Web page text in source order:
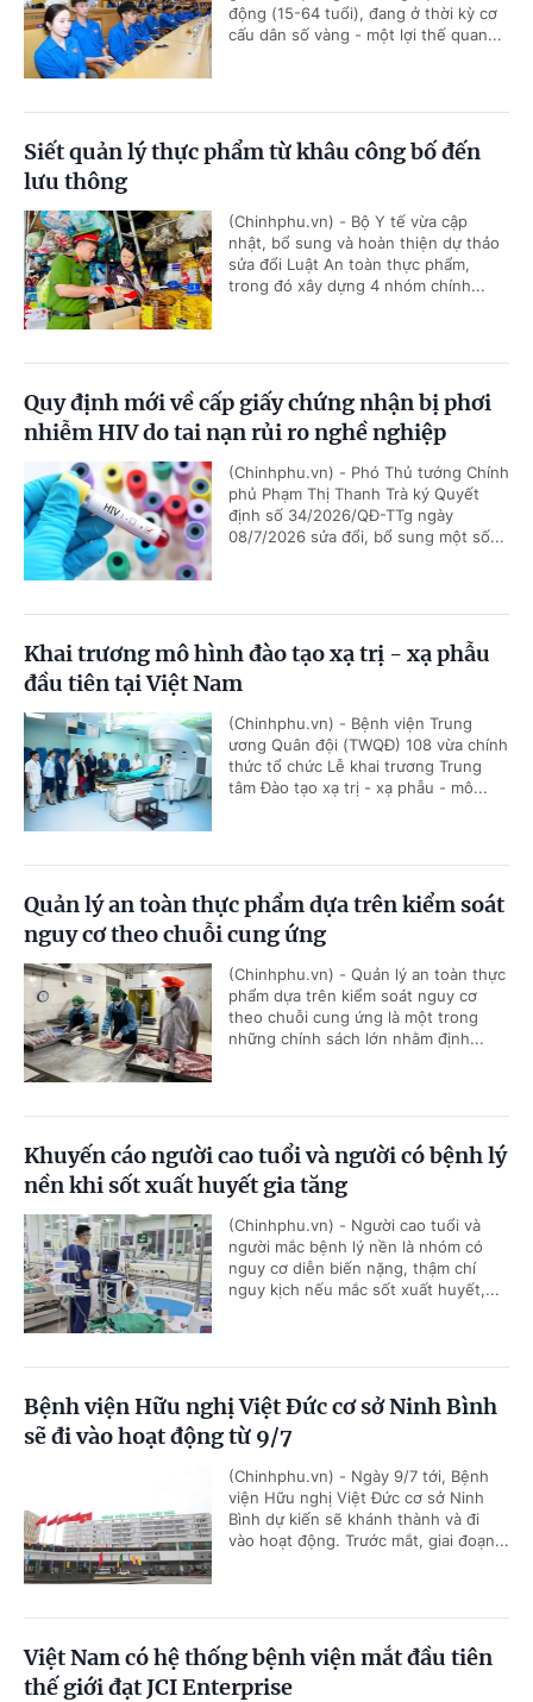
động (15-64 tuổi), đang ở thời kỳ cơ
cấu dân số vàng - một lợi thế quan...
Siết quản lý thực phẩm từ khâu công bố đến
lưu thông
(Chinhphu.vn) - Bộ Y tế vừa cập
nhật, bổ sung và hoàn thiện dự thảo
sửa đổi Luật An toàn thực phẩm,
trong đó xây dựng 4 nhóm chính...
Quy định mới về cấp giấy chứng nhận bị phơi
nhiễm HIV do tai nạn rủi ro nghề nghiệp
(Chinhphu.vn) - Phó Thủ tướng Chính
phủ Phạm Thị Thanh Trà ký Quyết
định số 34/2026/QĐ-TTg ngày
08/7/2026 sửa đổi, bổ sung một số...
Khai trương mô hình đào tạo xạ trị - xạ phẫu
đầu tiên tại Việt Nam
(Chinhphu.vn) - Bệnh viện Trung
ương Quân đội (TWQĐ) 108 vừa chính
thức tổ chức Lễ khai trương Trung
tâm Đào tạo xạ trị - xạ phẫu - mô...
Quản lý an toàn thực phẩm dựa trên kiểm soát
nguy cơ theo chuỗi cung ứng
(Chinhphu.vn) - Quản lý an toàn thực
phẩm dựa trên kiểm soát nguy cơ
theo chuỗi cung ứng là một trong
những chính sách lớn nhằm định...
Khuyến cáo người cao tuổi và người có bệnh lý
nền khi sốt xuất huyết gia tăng
(Chinhphu.vn) - Người cao tuổi và
người mắc bệnh lý nền là nhóm có
nguy cơ diễn biến nặng, thậm chí
nguy kịch nếu mắc sốt xuất huyết,...
Bệnh viện Hữu nghị Việt Đức cơ sở Ninh Bình
sẽ đi vào hoạt động từ 9/7
(Chinhphu.vn) - Ngày 9/7 tới, Bệnh
viện Hữu nghị Việt Đức cơ sở Ninh
Bình dự kiến sẽ khánh thành và đi
vào hoạt động. Trước mắt, giai đoạn...
Việt Nam có hệ thống bệnh viện mắt đầu tiên
thế giới đạt JCI Enterprise